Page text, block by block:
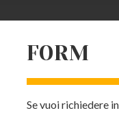
FORM
Se vuoi richiedere